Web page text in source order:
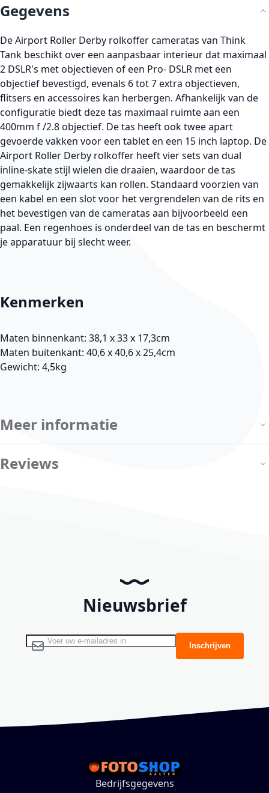
Gegevens
De Airport Roller Derby rolkoffer cameratas van Think
Tank beschikt over een aanpasbaar interieur dat maximaal
2 DSLR's met objectieven of een Pro- DSLR met een
objectief bevestigd, evenals 6 tot 7 extra objectieven,
flitsers en accessoires kan herbergen. Afhankelijk van de
configuratie biedt deze tas maximaal ruimte aan een
400mm f /2.8 objectief. De tas heeft ook twee apart
gevoerde vakken voor een tablet en een 15 inch laptop. De
Airport Roller Derby rolkoffer heeft vier sets van dual
inline-skate stijl wielen die draaien, waardoor de tas
gemakkelijk zijwaarts kan rollen. Standaard voorzien van
een kabel en een slot voor het vergrendelen van de rits en
het bevestigen van de cameratas aan bijvoorbeeld een
paal. Een regenhoes is onderdeel van de tas en beschermt
je apparatuur bij slecht weer.
Kenmerken
Maten binnenkant: 38,1 x 33 x 17,3cm
Maten buitenkant: 40,6 x 40,6 x 25,4cm
Gewicht: 4,5kg
Meer informatie
Reviews
Nieuwsbrief
Abonneer u op onze nieuwsbrief Inschrijven
Bedrijfsgegevens